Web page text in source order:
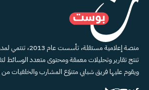
منصة إعلامية مستقلة،
تنتج تقارير وتحليلات معمقة ومحتوى متعدد الوسائط
ويقوم عليها فريق شبابي متنوّع المشارب والخلفيات